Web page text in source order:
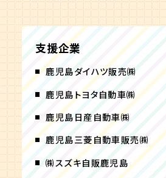
支援企業
鹿児島ダイハツ販売㈱
鹿児島トヨタ自動車㈱
鹿児島日産自動車㈱
鹿児島三菱自動車販売㈱
㈱スズキ自販鹿児島